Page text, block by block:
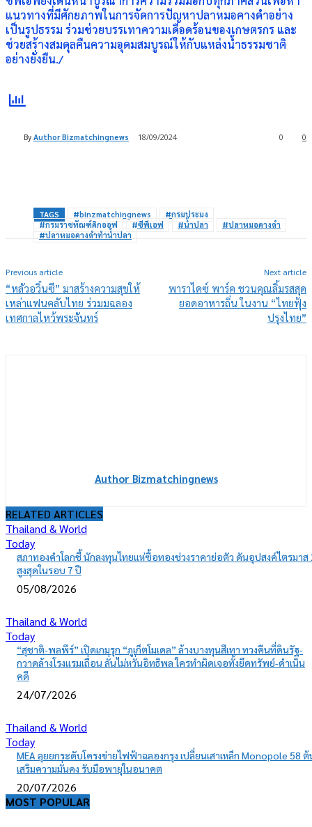
แนวทางที่มีศักยภาพในการจัดการปัญหาปลาหมอคางดำอย่าง
เป็นรูปธรรม ร่วมช่วยบรรเทาความเดือดร้อนของเกษตรกร และ
ช่วยสร้างสมดุลคืนความอุดมสมบูรณ์ให้กับแหล่งน้ำธรรมชาติ
อย่างยั่งยืน./
By Author Bizmatchingnews 18/09/2024 0
0
TAGS #binzmatchingnews
#กรมประมง
#กรมราชทัณฑ์คิกออฟ
#ซีพีเอฟ #น้ำปลา
#ปลาหมอคางดำ
#ปลาหมอคางดำทำน้ำปลา
Previous article
“หลัวอวิ๋นซี” มาสร้างความสุขให้
เหล่าแฟนคลับไทย ร่วมมฉลอง
เทศกาลไหว้พระจันทร์
Next article
พาราไดซ์ พาร์ค ชวนคุณลิ้มรสสุด
ยอดอาหารถิ่น ในงาน “ไทยฟุ้ง
ปรุงไทย”
Author Bizmatchingnews
RELATED ARTICLES
Thailand & World
Today
สภาทองคำโลกชี้ นักลงทุนไทยแห่ซื้อทองช่วงราคาย่อตัว ดันอุปสงค์ไตรมาส
สูงสุดในรอบ 7 ปี
05/08/2026
Thailand & World
Today
“สุชาติ-พลพีร์” เปิดเกมรุก “ภูเก็ตโมเดล” ล้างบางทุนสีเทา ทวงคืนที่ดินรัฐ-
กวาดล้างโรงแรมเถื่อน ลั่นไม่หวั่นอิทธิพล ใครทำผิดเจอทั้งยึดทรัพย์-ดำเนิน
คดี
24/07/2026
Thailand & World
Today
MEA ลุยยกระดับโครงข่ายไฟฟ้าฉลองกรุง เปลี่ยนเสาเหล็ก Monopole 58
เสริมความมั่นคง รับมือพายุในอนาคต
20/07/2026
MOST POPULAR